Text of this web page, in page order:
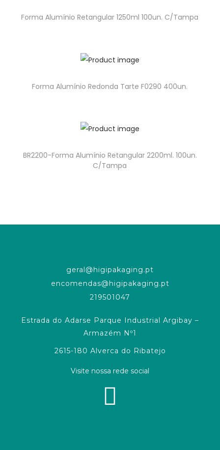
Forma Alumínio Retangular 1250ml 100un. C/Tampa
Forma Alumínio Redonda Tarte F0290 400un.
BR2200-Forma Alumínio Retangular 2200ml. 100un.
C/Tampa
geral@higipakaging.pt
encomendas@higipakaging.pt
219501047
Estrada do Adarse Parque Industrial Argibay –
Armazém Nº1
2615-180 Alverca do Ribatejo
Visite nossa rede social